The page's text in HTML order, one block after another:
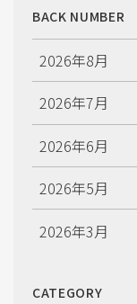
BACK NUMBER
2026年8月
2026年7月
2026年6月
2026年5月
2026年3月
CATEGORY